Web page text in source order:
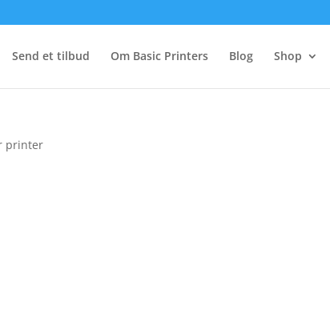
Send et tilbud Om Basic Printers Blog Shop
printer